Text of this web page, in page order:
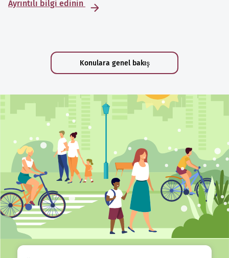
Ayrıntılı bilgi edinin
Konulara genel bakış